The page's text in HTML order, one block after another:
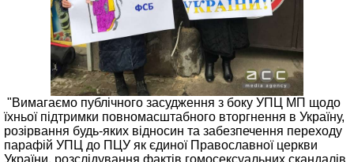
"Вимагаємо публічного засудження з боку УПЦ МП щодо
їхньої підтримки повномасштабного вторгнення в Україну,
розірвання будь-яких відносин та забезпечення переходу
парафій УПЦ до ПЦУ як єдиної Православної церкви
України, розслідування фактів гомосексуальних скандалів